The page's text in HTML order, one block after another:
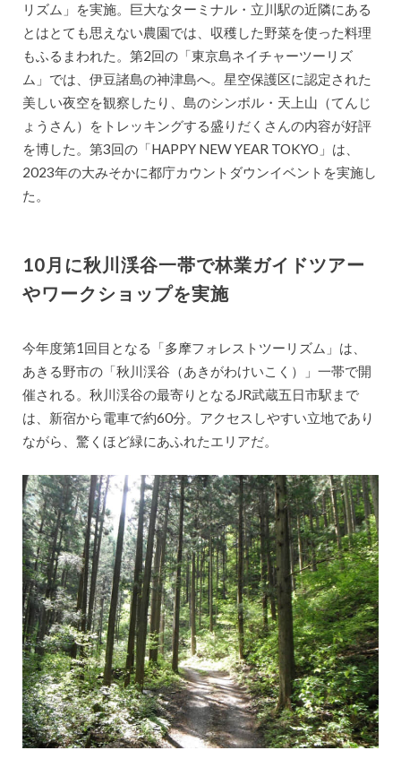
リズム」を実施。巨大なターミナル・立川駅の近隣にある
とはとても思えない農園では、収穫した野菜を使った料理
もふるまわれた。第2回の「東京島ネイチャーツーリズ
ム」では、伊豆諸島の神津島へ。星空保護区に認定された
美しい夜空を観察したり、島のシンボル・天上山（てんじ
ょうさん）をトレッキングする盛りだくさんの内容が好評
を博した。第3回の「HAPPY NEW YEAR TOKYO」は、
2023年の大みそかに都庁カウントダウンイベントを実施し
た。
10月に秋川渓谷一帯で林業ガイドツアー
やワークショップを実施
今年度第1回目となる「多摩フォレストツーリズム」は、
あきる野市の「秋川渓谷（あきがわけいこく）」一帯で開
催される。秋川渓谷の最寄りとなるJR武蔵五日市駅まで
は、新宿から電車で約60分。アクセスしやすい立地であり
ながら、驚くほど緑にあふれたエリアだ。